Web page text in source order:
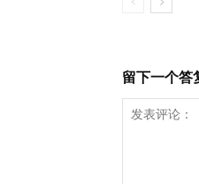
留下一个答